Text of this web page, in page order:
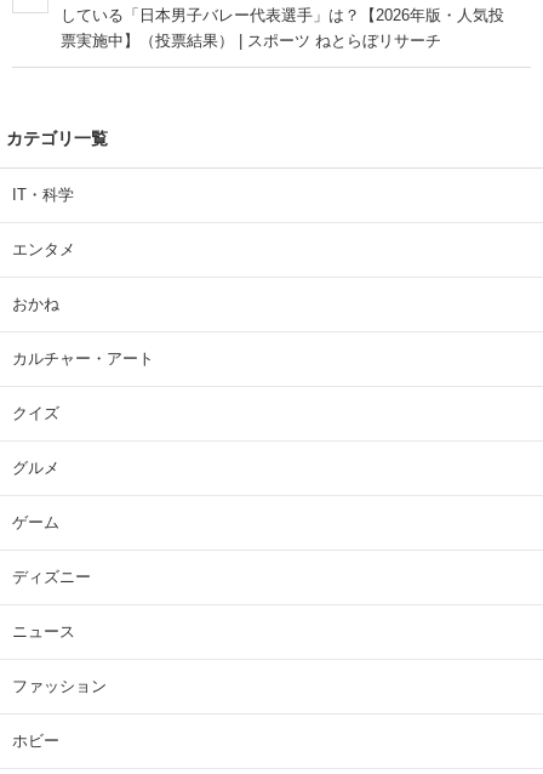
している「日本男子バレー代表選手」は？【2026年版・人気投
票実施中】（投票結果） | スポーツ ねとらぼリサーチ
カテゴリ一覧
IT・科学
エンタメ
おかね
カルチャー・アート
クイズ
グルメ
ゲーム
ディズニー
ニュース
ファッション
ホビー